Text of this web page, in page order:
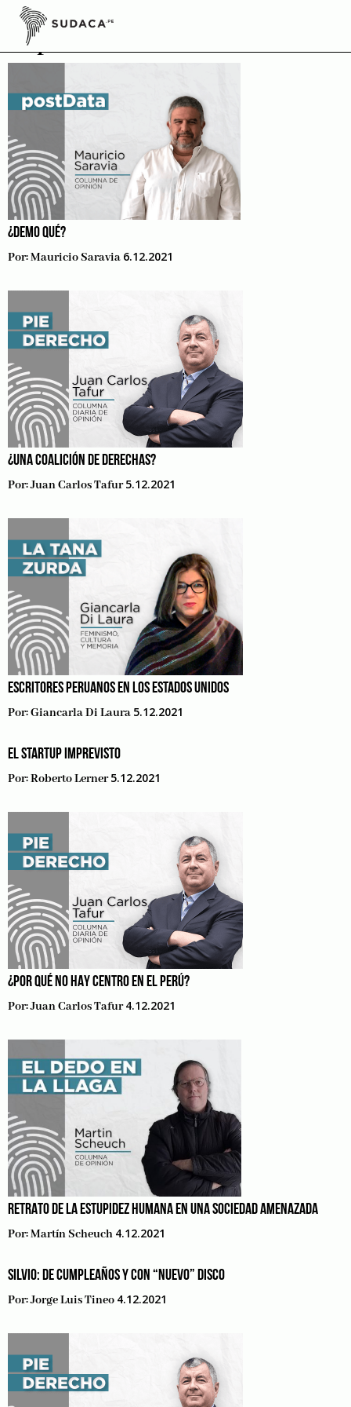
Skip
contentOpinión
¿DEMO QUÉ?
Por:Mauricio Saravia 6.12.2021
¿UNA COALICIÓN DE DERECHAS?
Por:Juan Carlos Tafur 5.12.2021
ESCRITORES PERUANOS EN LOS ESTADOS UNIDOS
Por:Giancarla Di Laura 5.12.2021
EL STARTUP IMPREVISTO
Por:Roberto Lerner 5.12.2021
¿POR QUÉ NO HAY CENTRO EN EL PERÚ?
Por:Juan Carlos Tafur 4.12.2021
RETRATO DE LA ESTUPIDEZ HUMANA EN UNA SOCIEDAD AMENAZADA
Por:Martín Scheuch 4.12.2021
SILVIO: DE CUMPLEAÑOS Y CON “NUEVO” DISCO
Por:Jorge Luis Tineo 4.12.2021